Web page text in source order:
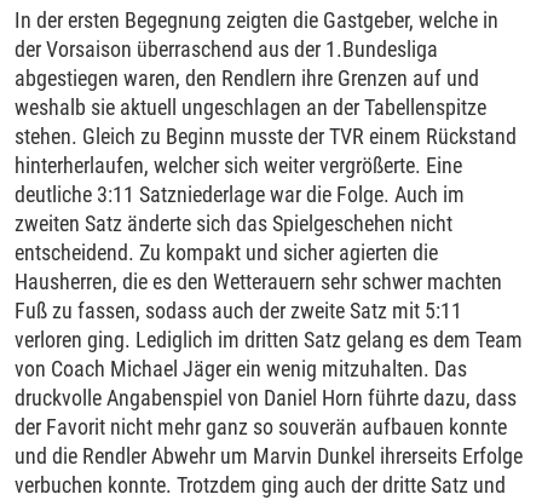
In der ersten Begegnung zeigten die Gastgeber, welche in
der Vorsaison überraschend aus der 1.Bundesliga
abgestiegen waren, den Rendlern ihre Grenzen auf und
weshalb sie aktuell ungeschlagen an der Tabellenspitze
stehen. Gleich zu Beginn musste der TVR einem Rückstand
hinterherlaufen, welcher sich weiter vergrößerte. Eine
deutliche 3:11 Satzniederlage war die Folge. Auch im
zweiten Satz änderte sich das Spielgeschehen nicht
entscheidend. Zu kompakt und sicher agierten die
Hausherren, die es den Wetterauern sehr schwer machten
Fuß zu fassen, sodass auch der zweite Satz mit 5:11
verloren ging. Lediglich im dritten Satz gelang es dem Team
von Coach Michael Jäger ein wenig mitzuhalten. Das
druckvolle Angabenspiel von Daniel Horn führte dazu, dass
der Favorit nicht mehr ganz so souverän aufbauen konnte
und die Rendler Abwehr um Marvin Dunkel ihrerseits Erfolge
verbuchen konnte. Trotzdem ging auch der dritte Satz und